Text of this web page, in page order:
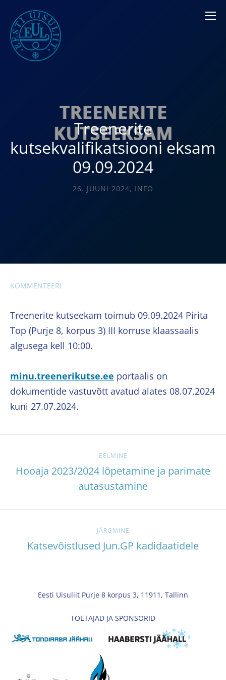
Treenerite
kutsekvalifikatsiooni eksam
09.09.2024
26. JUUNI 2024, INFO
KOMMENTEERI
Treenerite kutseekam toimub 09.09.2024 Pirita
Top (Purje 8, korpus 3) III korruse klaassaalis
algusega kell 10:00.
minu.treenerikutse.ee portaalis on
dokumentide vastuvõtt avatud alates 08.07.2024
kuni 27.07.2024.
EELMINE
Hooaja 2023/2024 lõpetamine ja parimate
autasustamine
JÄRGMINE
Katsevõistlused Jun.GP kadidaatidele
Eesti Uisuliit Purje 8 korpus 3, 11911, Tallinn
TOETAJAD JA SPONSORID